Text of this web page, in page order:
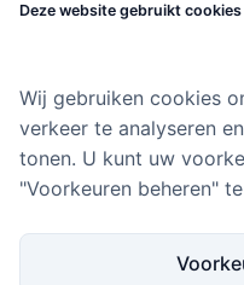
hoogte van alles rondom
E-mailadres
Deze website gebruikt cookies
Wij gebruiken cookies
verkeer te analyseren
tonen. U kunt uw
"Voorkeuren beheren"